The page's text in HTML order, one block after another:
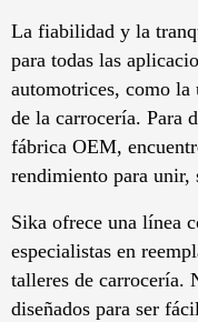
La fiabilidad y la
para todas las
automotrices, como la
de la carrocería. Para
fábrica OEM,
rendimiento para unir,
Sika ofrece una línea
especialistas en
talleres de carrocería.
diseñados para ser